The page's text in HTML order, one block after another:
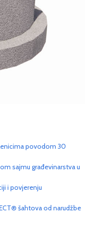
povodom 30
sajmu građevinarstva u
i povjerenju
šahtova od narudžbe